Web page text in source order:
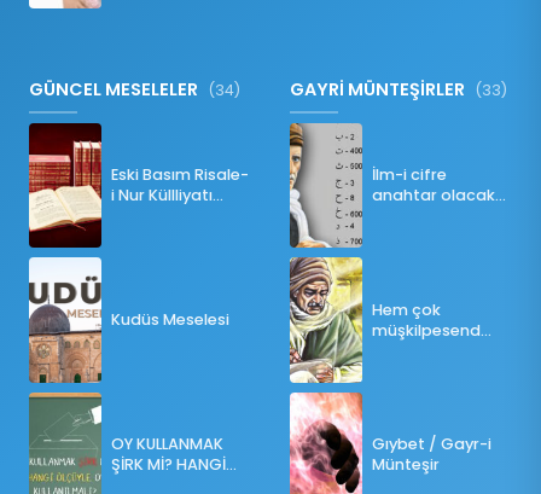
GÜNCEL MESELELER (34)
Eski Basım Risale-
i Nur Küllliyatı
Kudüs Meselesi
OY KULLANMAK
ŞİRK Mİ? HANGİ
GAYRİ MÜNTEŞİRLER (33)
İlm-i cifre
anahtar olacak
Hem çok
müşkilpesend
Gıybet / Gayr-i
Münteşir